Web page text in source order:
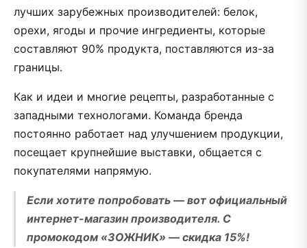
лучших зарубежных производителей: белок,
орехи, ягоды и прочие ингредиенты, которые
составляют 90% продукта, поставляются из-за
границы.
Как и идеи и многие рецепты, разработанные с
западными технологами. Команда бренда
постоянно работает над улучшением продукции,
посещает крупнейшие выставки, общается с
покупателями напрямую.
Если хотите попробовать — вот официальный
интернет-магазин производителя. С
промокодом «ЗОЖНИК» — скидка 15%!